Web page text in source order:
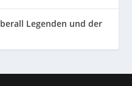
Legenden und der